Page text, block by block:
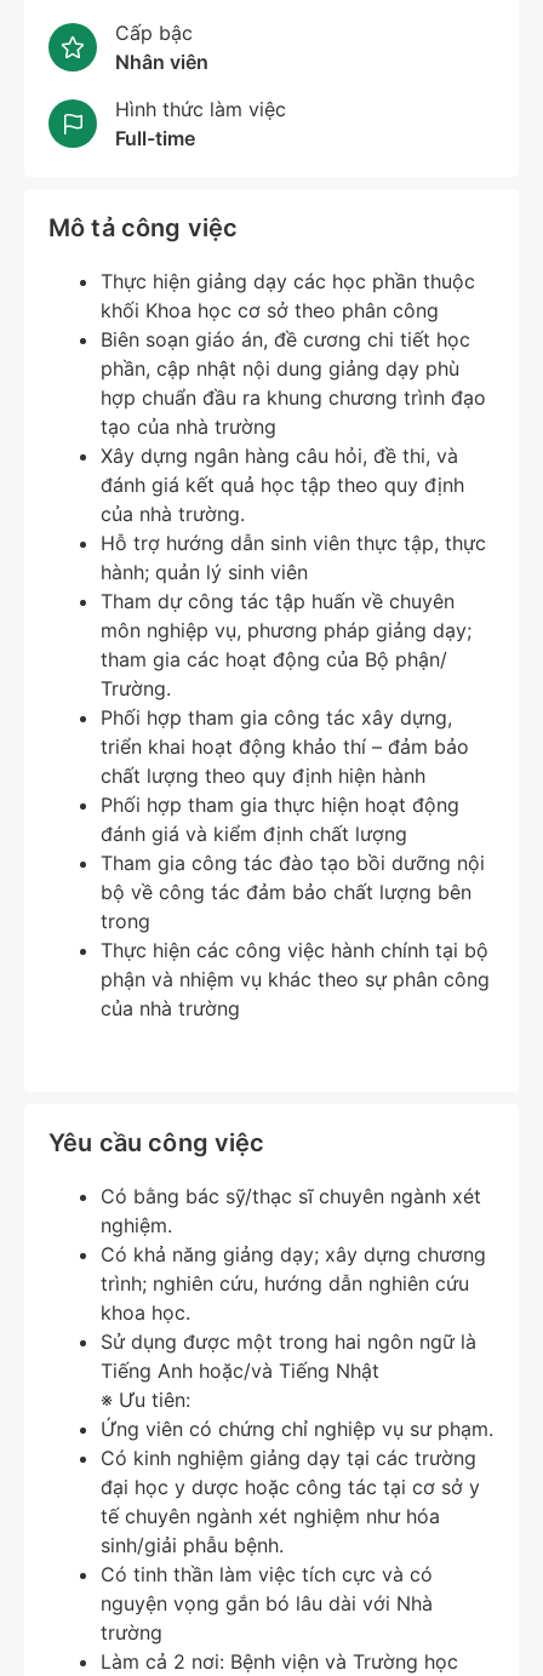
Cấp bậc
Nhân viên
Hình thức làm việc
Full-time
Mô tả công việc
Thực hiện giảng dạy các học phần thuộc
khối Khoa học cơ sở theo phân công
Biên soạn giáo án, đề cương chi tiết học
phần, cập nhật nội dung giảng dạy phù
hợp chuẩn đầu ra khung chương trình đạo
tạo của nhà trường
Xây dựng ngân hàng câu hỏi, đề thi, và
đánh giá kết quả học tập theo quy định
của nhà trường.
Hỗ trợ hướng dẫn sinh viên thực tập, thực
hành; quản lý sinh viên
Tham dự công tác tập huấn về chuyên
môn nghiệp vụ, phương pháp giảng dạy;
tham gia các hoạt động của Bộ phận/
Trường.
Phối hợp tham gia công tác xây dựng,
triển khai hoạt động khảo thí – đảm bảo
chất lượng theo quy định hiện hành
Phối hợp tham gia thực hiện hoạt động
đánh giá và kiểm định chất lượng
Tham gia công tác đào tạo bồi dưỡng nội
bộ về công tác đảm bảo chất lượng bên
trong
Thực hiện các công việc hành chính tại bộ
phận và nhiệm vụ khác theo sự phân công
của nhà trường
Yêu cầu công việc
Có bằng bác sỹ/thạc sĩ chuyên ngành xét
nghiệm.
Có khả năng giảng dạy; xây dựng chương
trình; nghiên cứu, hướng dẫn nghiên cứu
khoa học.
Sử dụng được một trong hai ngôn ngữ là
Tiếng Anh hoặc/và Tiếng Nhật
※ Ưu tiên:
Ứng viên có chứng chỉ nghiệp vụ sư phạm.
Có kinh nghiệm giảng dạy tại các trường
đại học y dược hoặc công tác tại cơ sở y
tế chuyên ngành xét nghiệm như hóa
sinh/giải phẫu bệnh.
Có tinh thần làm việc tích cực và có
nguyện vọng gắn bó lâu dài với Nhà
trường
Làm cả 2 nơi: Bệnh viện và Trường học